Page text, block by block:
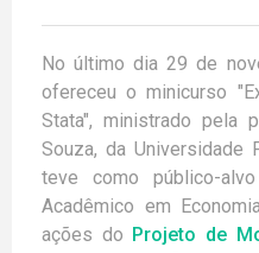
No último dia 29 de
ofereceu o minicurso
Stata", ministrado pela
Souza, da Universidade
teve como público-
Acadêmico em
ações do Projeto de